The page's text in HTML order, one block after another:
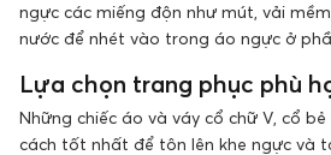
ngực các miếng độn như mút, vải
nước để nhét vào trong áo ngực ở
Lựa chọn trang phục phù
Những chiếc áo và váy cổ chữ V, cổ
cách tốt nhất để tôn lên khe ngực và